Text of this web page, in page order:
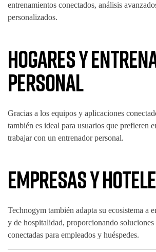
entrenamientos conectados, análisis
personalizados.
Hogares y
Personal
Gracias a los equipos y aplicaciones
también es ideal para usuarios que prefieren
trabajar con un entrenador personal.
Empresas y
Technogym también adapta su ecosistema a
y de hospitalidad, proporcionando soluciones
conectadas para empleados y huéspedes.